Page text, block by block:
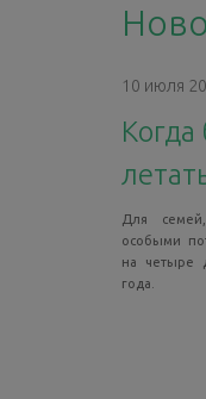
10 июля
Когда
Для
особыми
на четыре
года.